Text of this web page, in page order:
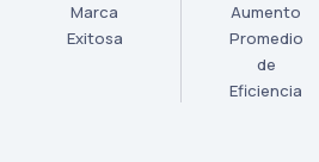
Marca
Exitosa
Aumento
Promedio
de
Eficiencia